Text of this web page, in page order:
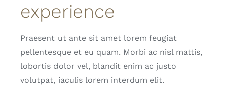
experience
Praesent ut ante sit amet lorem feugiat
pellentesque et eu quam. Morbi ac nisl mattis,
lobortis dolor vel, blandit enim ac justo
volutpat, iaculis lorem interdum elit.